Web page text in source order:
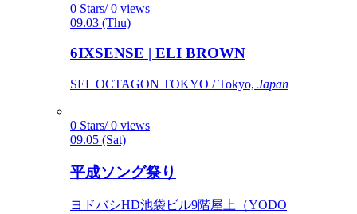
0 Stars/ 0 views
09.03 (Thu)
6IXSENSE | ELI BROWN
SEL OCTAGON TOKYO / Tokyo, Japan
0 Stars/ 0 views
09.05 (Sat)
平成ソング祭り
ヨドバシHD池袋ビル9階屋上（YODO